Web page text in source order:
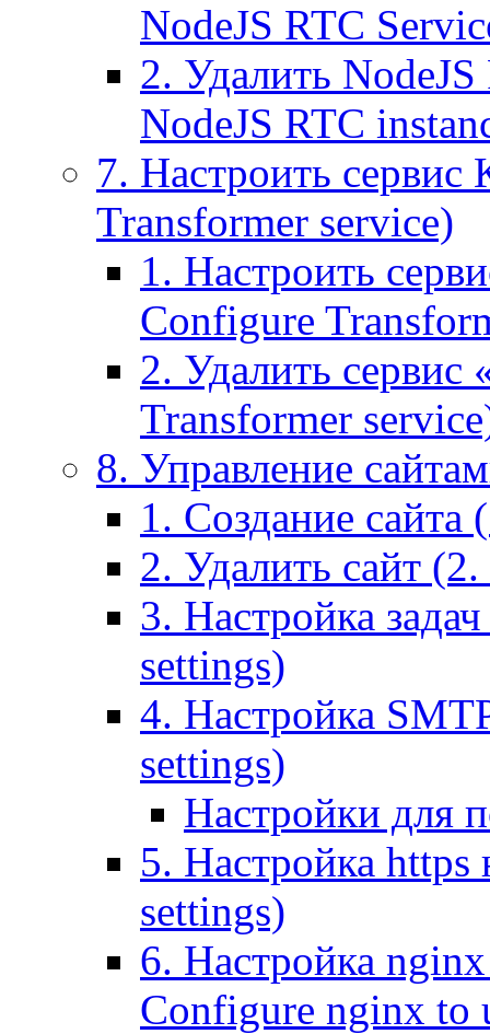
NodeJS RTC
2. Удалить
NodeJS RTC
7. Настроить
Transformer service)
1. Настроить
Configure
2. Удалить сервис
Transformer
8. Управление
1. Создание сайта
2. Удалить сайт
3. Настройка
settings)
4. Настройка
settings)
Настройки для
5. Настройка https
settings)
6. Настройка
Configure nginx to